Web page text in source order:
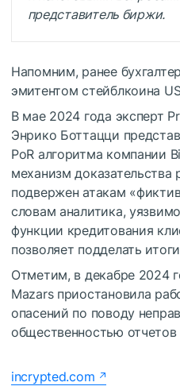
представитель биржи.
Напомним, ранее
эмитентом стейблкоина
В мае 2024 года эксперт
Энрико Боттацци
PoR алгоритма компании
механизм доказательства
подвержен атакам
словам аналитика,
функции кредитования
позволяет подделать
Отметим, в декабре 2024
Mazars приостановила
опасений по поводу
общественностью отчетов
incrypted.com